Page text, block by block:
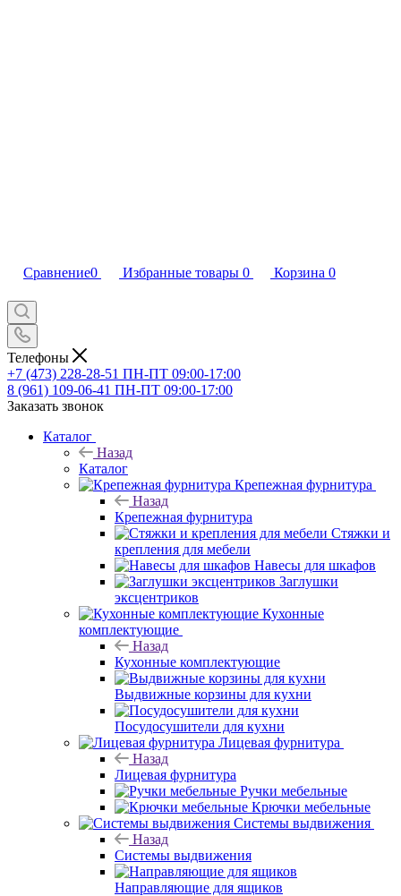
Сравнение0 Избранные товары 0 Корзина 0
Телефоны
+7 (473) 228-28-51 ПН-ПТ 09:00-17:00
8 (961) 109-06-41 ПН-ПТ 09:00-17:00
Заказать звонок
Каталог
Назад
Каталог
Крепежная фурнитура
Назад
Крепежная фурнитура
Стяжки и
крепления для мебели
Навесы для шкафов
Заглушки
эксцентриков
Кухонные
комплектующие
Назад
Кухонные комплектующие
Выдвижные корзины для кухни
Посудосушители для кухни
Лицевая фурнитура
Назад
Лицевая фурнитура
Ручки мебельные
Крючки мебельные
Системы выдвижения
Назад
Системы выдвижения
Направляющие для ящиков